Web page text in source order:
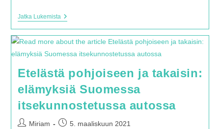
Jatka LukemistaPennyn
MM-
2022
Etelästä pohjoiseen ja takaisin:
elämyksiä Suomessa
itsekunnostetussa autossa
Artikkelin
Miriam
Artikkeli5. maaliskuun 2021